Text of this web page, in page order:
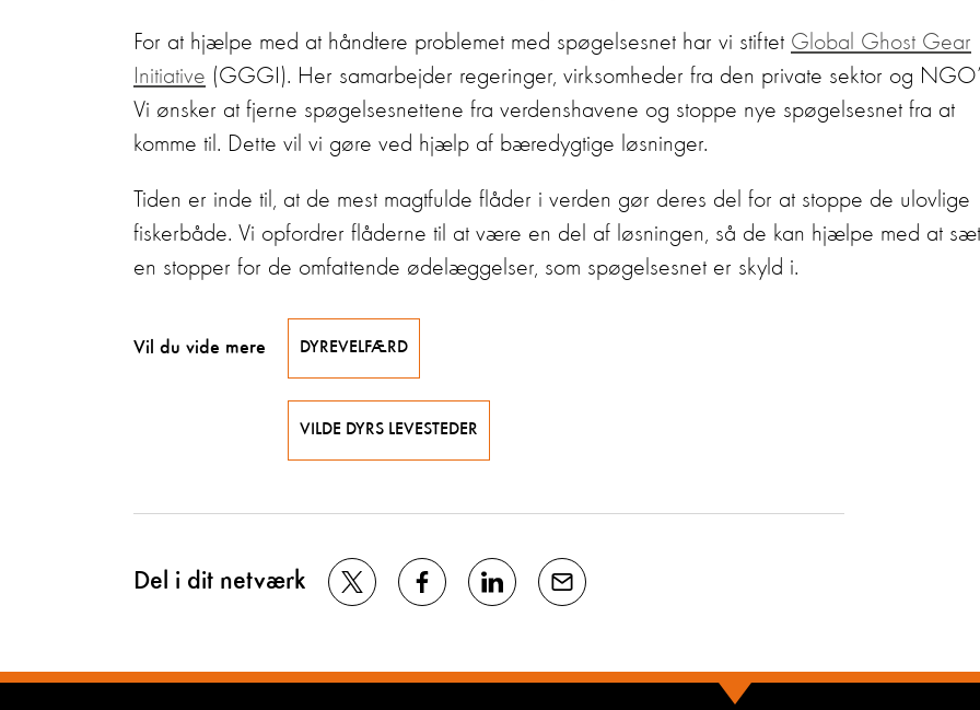
For at hjælpe med at håndtere problemet med spøgelsesnet har vi stiftet Global Ghost Gear
Initiative (GGGI). Her samarbejder regeringer, virksomheder fra den private sektor og
Vi ønsker at fjerne spøgelsesnettene fra verdenshavene og stoppe nye spøgelsesnet fra at
komme til. Dette vil vi gøre ved hjælp af bæredygtige løsninger.
Tiden er inde til, at de mest magtfulde flåder i verden gør deres del for at stoppe de ulovlige
fiskerbåde. Vi opfordrer flåderne til at være en del af løsningen, så de kan hjælpe med at
en stopper for de omfattende ødelæggelser, som spøgelsesnet er skyld i.
Vil du vide mere DYREVELFÆRD
VILDE DYRS LEVESTEDER
Del i dit netværk